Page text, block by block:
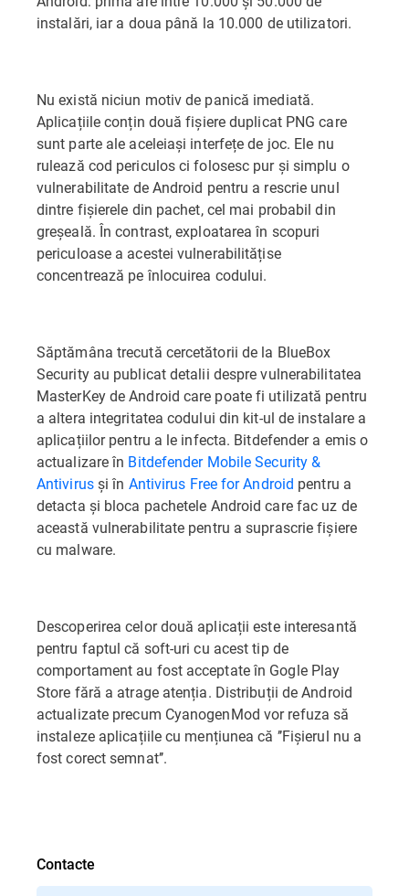
instalări, iar a doua până la 10.000 de utilizatori.
Nu există niciun motiv de panică imediată.
Aplicațiile conțin două fișiere duplicat PNG care
sunt parte ale aceleiași interfețe de joc. Ele nu
rulează cod periculos ci folosesc pur și simplu o
vulnerabilitate de Android pentru a rescrie unul
dintre fișierele din pachet, cel mai probabil din
greșeală. În contrast, exploatarea în scopuri
periculoase a acestei vulnerabilitățise
concentrează pe înlocuirea codului.
Săptămâna trecută cercetătorii de la BlueBox
Security au publicat detalii despre vulnerabilitatea
MasterKey de Android care poate fi utilizată pentru
a altera integritatea codului din kit-ul de instalare a
aplicațiilor pentru a le infecta. Bitdefender a emis o
actualizare în Bitdefender Mobile Security &
Antivirusși în Antivirus Free for Android pentru a
detacta și bloca pachetele Android care fac uz de
această vulnerabilitate pentru a suprascrie fișiere
cu malware.
Descoperirea celor două aplicații este interesantă
pentru faptul că soft-uri cu acest tip de
comportament au fost acceptate în Gogle Play
Store fără a atrage atenția. Distribuții de Android
actualizate precum CyanogenMod vor refuza să
instaleze aplicațiile cu mențiunea că ’’Fișierul nu a
fost corect semnat’’.
Contacte